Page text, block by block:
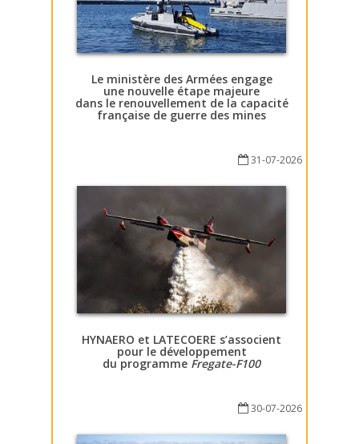
Le ministère des Armées engage
une nouvelle étape majeure
dans le renouvellement de la capacité
française de guerre des mines
31-07-2026
HYNAERO et LATECOERE s’associent
pour le développement
du programme Fregate-F100
30-07-2026